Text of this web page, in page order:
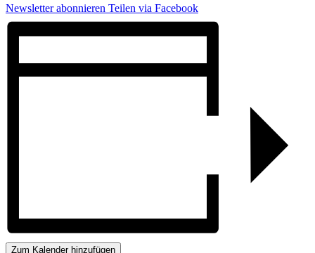
Newsletter abonnieren Teilen via Facebook
Zum Kalender hinzufügen